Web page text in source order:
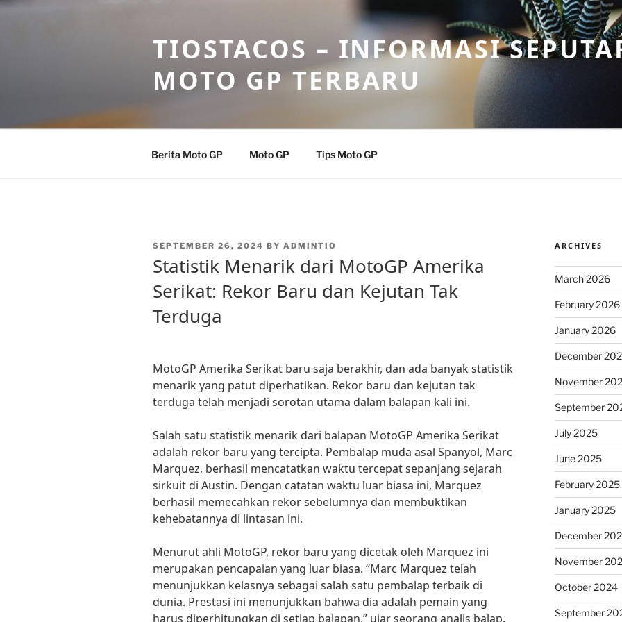
Skip
TIOSTACOS – INFORMASI
MOTO GP TERBARU
Berita Moto GP Moto GP Tips Moto GP
POSTED
SEPTEMBER 26, 2024 BY ADMINTIO
Statistik Menarik dari MotoGP Amerika
Serikat: Rekor Baru dan Kejutan Tak
Terduga
MotoGP Amerika Serikat baru saja berakhir, dan ada banyak statistik
menarik yang patut diperhatikan. Rekor baru dan kejutan tak
terduga telah menjadi sorotan utama dalam balapan kali ini.
Salah satu statistik menarik dari balapan MotoGP Amerika Serikat
adalah rekor baru yang tercipta. Pembalap muda asal Spanyol, Marc
Marquez, berhasil mencatatkan waktu tercepat sepanjang sejarah
sirkuit di Austin. Dengan catatan waktu luar biasa ini, Marquez
berhasil memecahkan rekor sebelumnya dan membuktikan
kehebatannya di lintasan ini.
Menurut ahli MotoGP, rekor baru yang dicetak oleh Marquez ini
merupakan pencapaian yang luar biasa. “Marc Marquez telah
menunjukkan kelasnya sebagai salah satu pembalap terbaik di
dunia. Prestasi ini menunjukkan bahwa dia adalah pemain yang
harus diperhitungkan di setiap balapan,” ujar seorang analis balap.
ARCHIVES
March 2026
February 2026
January 2026
December
November
September
July 2025
June 2025
February 2025
January 2025
December
November
October 2024
September